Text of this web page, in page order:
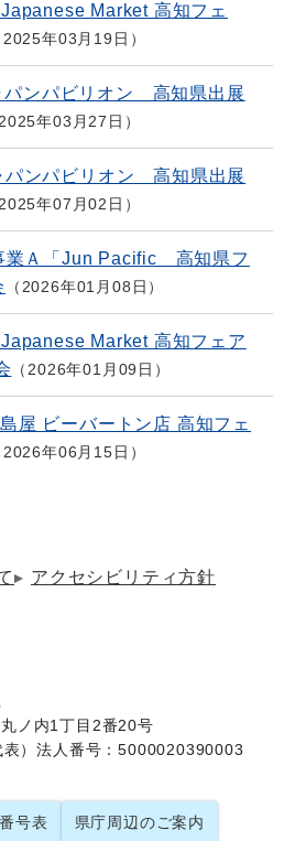
Market 高知フェ
2025年03月19日
パンパビリオン 高知県出展
2025年03月27日
パンパビリオン 高知県出展
2025年07月02日
業Ａ「Jun Pacific 高知県フ
2026年01月08日
Market 高知フェア
2026年01月09日
屋 ビーバートン店 高知フェ
2026年06月15日
アクセシビリティ方針
ノ内1丁目2番20号
）法人番号：5000020390003
号表 県庁周辺のご案内